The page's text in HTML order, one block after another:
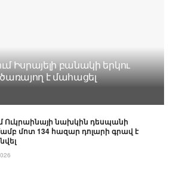
Իսրայելի բանակի երկու
է մահացել
Ուկրաինայի նախկին դեսպանի
մոտ 134 հազար դոլարի գրավ է